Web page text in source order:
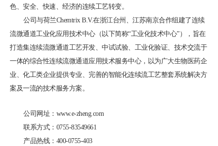
色、安全、快速、经济的连续工艺转变。
公司与荷兰Chemtrix B.V.在浙江台州、江苏南京合作组建了连续
流微通道工业化应用技术中心（以下简称“工业化技术中心”），旨在
打造集连续流微通道工艺开发、中试试验、工业化验证、技术交流于
一体的综合性连续流微通道应用技术服务中心，以为广大生物医药企
业、化工类企业提供专业、完善的智能化连续流工艺整套系统解决方
案及一流的技术服务方案。
公司网址：www.e-zheng.com
联系方式：0755-83549661
产品热线：400-0755-403